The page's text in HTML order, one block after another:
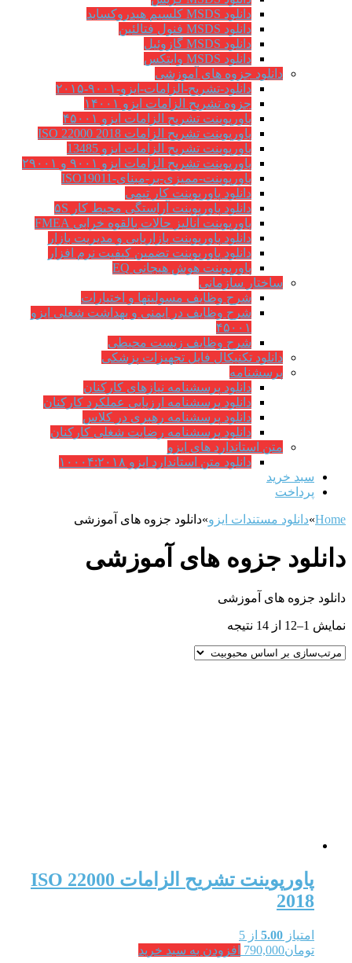
دانلود MSDS کلسیم هیدروکساید
دانلود MSDS فنول فتالئین
دانلود MSDS گازوئیل
دانلود MSDS وایتکس
دانلود جزوه های آموزشی
دانلود-تشریح-الزامات-ایزو-۹۰۰۱-۲۰۱۵
جزوه تشریح الزامات ایزو ۱۴۰۰۱
پاورپوینت تشریح الزامات ایزو ۴۵۰۰۱
پاورپوینت تشریح الزامات ISO 22000 2018
پاورپوینت تشریح الزامات ایزو 13485
پاورپوینت تشریح الزامات ایزو ۹۰۰۱ و ۲۹۰۰۱
پاورپوینت-ممیزی-بر-مبنای-ISO19011
دانلود پاورپوینت کار تیمی
دانلود پاورپوینت آراستگی محیط کار ۵S
پاورپوینت آنالیز حالات بالقوه خرابی FMEA
دانلود پاورپوینت بازاریابی و مدیریت بازار
دانلود پاورپوینت تضمین کیفیت نرم افزار
پاورپوینت هوش هیجانی EQ
ساختار سازمانی
شرح وظايف مسوليتها و اختيارات
شرح وظایف در ایمنی و بهداشت شغلی ایزو
۴۵۰۰۱
شرح وظایف زیست محیطی
دانلود تکنیکال فایل تجهیزات پزشکی
پرسشنامه
دانلود پرسشنامه نیازهای کارکنان
دانلود پرسشنامه ارزیابی عملکرد کارکنان
دانلود پرسشنامه رهبری در کلاس
دانلود پرسشنامه رضایت شغلی کارکنان
متن استاندارد های ایزو
دانلود متن استاندارد ایزو ۱۰۰۰۴:۲۰۱۸
سبد خرید
پرداخت
Home
»دانلود مستندات ایزو»دانلود جزوه های آموزشی
دانلود جزوه های آموزشی
دانلود جزوه های آموزشی
نمایش 1–12 از 14 نتیجه
اساس
پاورپوینت تشریح الزامات ISO 22000
2018
امتیاز 5.00 از 5
تومان790,000 افزودن به سبد خرید